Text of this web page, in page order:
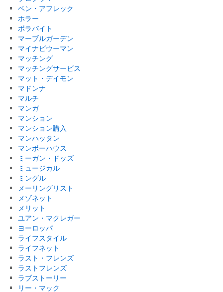
ベン・アフレック
ホラー
ボラバイト
マーブルガーデン
マイナビウーマン
マッチング
マッチングサービス
マット・デイモン
マドンナ
マルチ
マンガ
マンション
マンション購入
マンハッタン
マンボーハウス
ミーガン・ドッズ
ミュージカル
ミングル
メーリングリスト
メゾネット
メリット
ユアン・マクレガー
ヨーロッパ
ライフスタイル
ライフネット
ラスト・フレンズ
ラストフレンズ
ラブストーリー
リー・マック